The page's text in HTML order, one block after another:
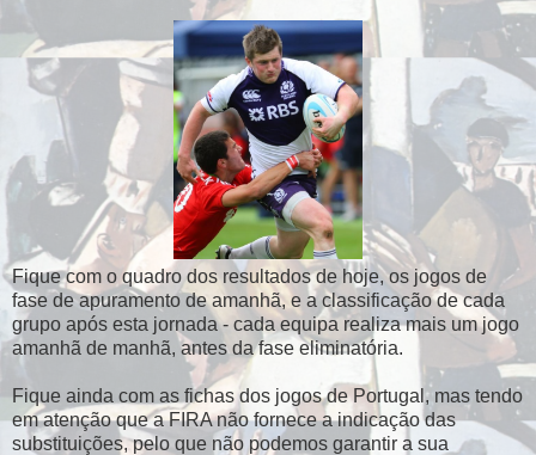
Fique com o quadro dos resultados de hoje, os jogos de
fase de apuramento de amanhã, e a classificação de cada
grupo após esta jornada - cada equipa realiza mais um jogo
amanhã de manhã, antes da fase eliminatória.
Fique ainda com as fichas dos jogos de Portugal, mas tendo
em atenção que a FIRA não fornece a indicação das
substituições, pelo que não podemos garantir a sua